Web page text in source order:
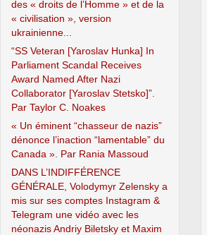
des « droits de l’Homme » et de la
« civilisation », version
ukrainienne...
“SS Veteran [Yaroslav Hunka] In
Parliament Scandal Receives
Award Named After Nazi
Collaborator [Yaroslav Stetsko]”.
Par Taylor C. Noakes
« Un éminent “chasseur de nazis”
dénonce l’inaction “lamentable” du
Canada ». Par Rania Massoud
DANS L’INDIFFÉRENCE
GÉNÉRALE, Volodymyr Zelensky a
mis sur ses comptes Instagram &
Telegram une vidéo avec les
néonazis Andriy Biletsky et Maxim